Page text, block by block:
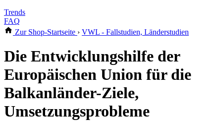
Trends
FAQ
Zur Shop-Startseite › VWL - Fallstudien, Länderstudien
Die Entwicklungshilfe der
Europäischen Union für die
Balkanländer-Ziele,
Umsetzungsprobleme